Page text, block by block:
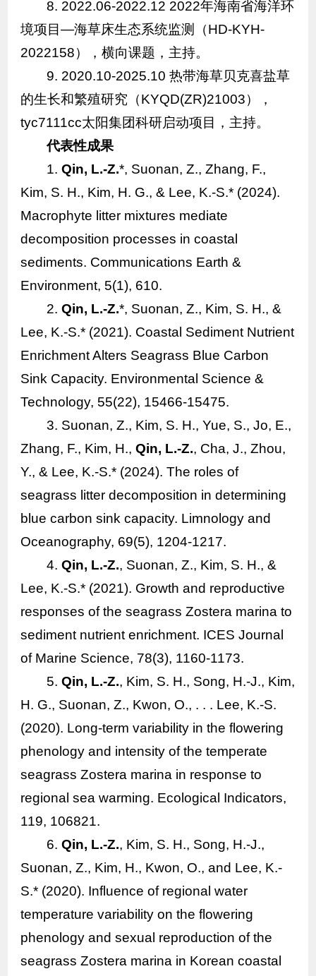
8. 2022.06-2022.12 2022年海南省海洋环
境项目—海草床生态系统监测（HD-KYH-
2022158），横向课题，主持。
9. 2020.10-2025.10 热带海草贝克喜盐草
的生长和繁殖研究（KYQD(ZR)21003），
tyc7111cc太阳集团科研启动项目，主持。
代表性成果
1. Qin, L.-Z.*, Suonan, Z., Zhang, F.,
Kim, S. H., Kim, H. G., & Lee, K.-S.* (2024).
Macrophyte litter mixtures mediate
decomposition processes in coastal
sediments. Communications Earth &
Environment, 5(1), 610.
2. Qin, L.-Z.*, Suonan, Z., Kim, S. H., &
Lee, K.-S.* (2021). Coastal Sediment Nutrient
Enrichment Alters Seagrass Blue Carbon
Sink Capacity. Environmental Science &
Technology, 55(22), 15466-15475.
3. Suonan, Z., Kim, S. H., Yue, S., Jo, E.,
Zhang, F., Kim, H., Qin, L.-Z., Cha, J., Zhou,
Y., & Lee, K.-S.* (2024). The roles of
seagrass litter decomposition in determining
blue carbon sink capacity. Limnology and
Oceanography, 69(5), 1204-1217.
4. Qin, L.-Z., Suonan, Z., Kim, S. H., &
Lee, K.-S.* (2021). Growth and reproductive
responses of the seagrass Zostera marinato
sediment nutrient enrichment. ICES Journal
of Marine Science, 78(3), 1160-1173.
5. Qin, L.-Z., Kim, S. H., Song, H.-J., Kim,
H. G., Suonan, Z., Kwon, O., . . . Lee, K.-S.
(2020). Long-term variability in the flowering
phenology and intensity of the temperate
seagrass Zostera marinain response to
regional sea warming. Ecological Indicators,
119, 106821.
6. Qin, L.-Z., Kim, S. H., Song, H.-J.,
Suonan, Z., Kim, H., Kwon, O., and Lee, K.-
S.* (2020). Influence of regional water
temperature variability on the flowering
phenology and sexual reproduction of the
seagrass Zostera marinain Korean coastal